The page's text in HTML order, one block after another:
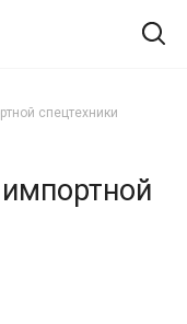
спецтехники